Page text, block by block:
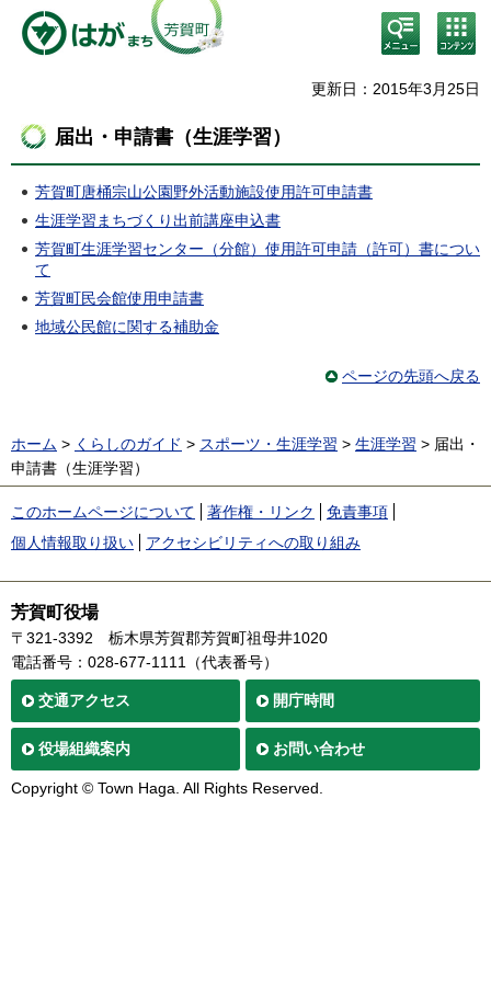
検
索・
メニ
コン
テン
ニュ
更新日：2015年3月25日
届出・申請書（生涯学習）
芳賀町唐桶宗山公園野外活動施設使用許可申請書
生涯学習まちづくり出前講座申込書
芳賀町生涯学習センター（分館）使用許可申請（許可）書につい
て
芳賀町民会館使用申請書
地域公民館に関する補助金
ページの先頭へ戻る
ホーム > くらしのガイド > スポーツ・生涯学習 > 生涯学習 > 届出・
申請書（生涯学習）
このホームページについて 著作権・リンク
免責事項
個人情報取り扱い
アクセシビリティへの取り組み
芳賀町役場
〒321-3392
栃木県芳賀郡芳賀町祖母井1020
電話番号：028-677-1111（代表番号）
交通アクセス 開庁時間
役場組織案内 お問い合わせ
Copyright © Town Haga. All Rights Reserved.